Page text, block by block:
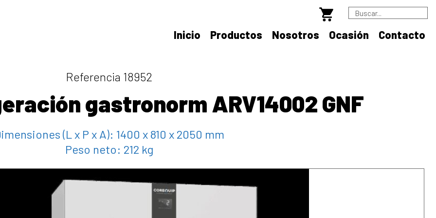
Inicio Productos Nosotros Ocasión Contacto
Referencia 18952
gastronorm ARV14002 GNF
(L x P x A): 1400 x 810 x 2050 mm
Peso neto: 212 kg